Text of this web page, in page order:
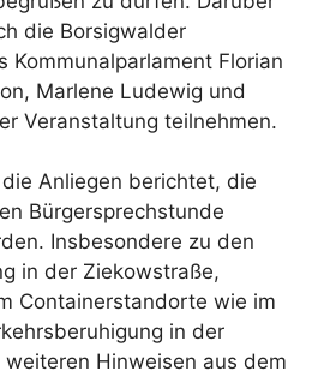
die Borsigwalder
Kommunalparlament Florian
Marlene Ludewig und
Veranstaltung teilnehmen.
Anliegen berichtet, die
Bürgersprechstunde
Insbesondere zu den
in der Ziekowstraße,
Containerstandorte wie im
in der
Hinweisen aus dem